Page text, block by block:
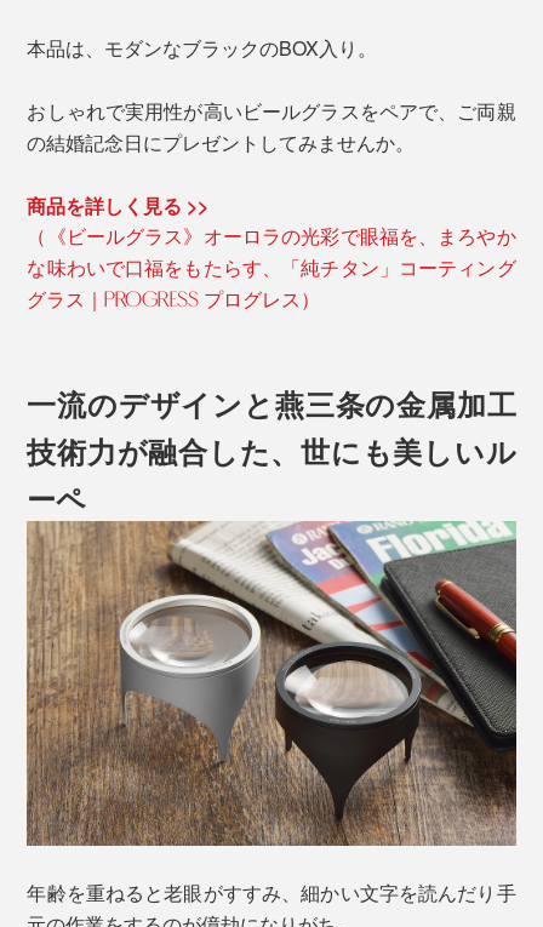
本品は、モダンなブラックのBOX入り。
おしゃれで実用性が高いビールグラスをペアで、ご両親
の結婚記念日にプレゼントしてみませんか。
商品を詳しく見る >>
（《ビールグラス》オーロラの光彩で眼福を、まろやか
な味わいで口福をもたらす、「純チタン」コーティング
グラス｜PROGRESS プログレス）
一流のデザインと燕三条の金属加工
技術力が融合した、世にも美しいル
ーペ
年齢を重ねると老眼がすすみ、細かい文字を読んだり手